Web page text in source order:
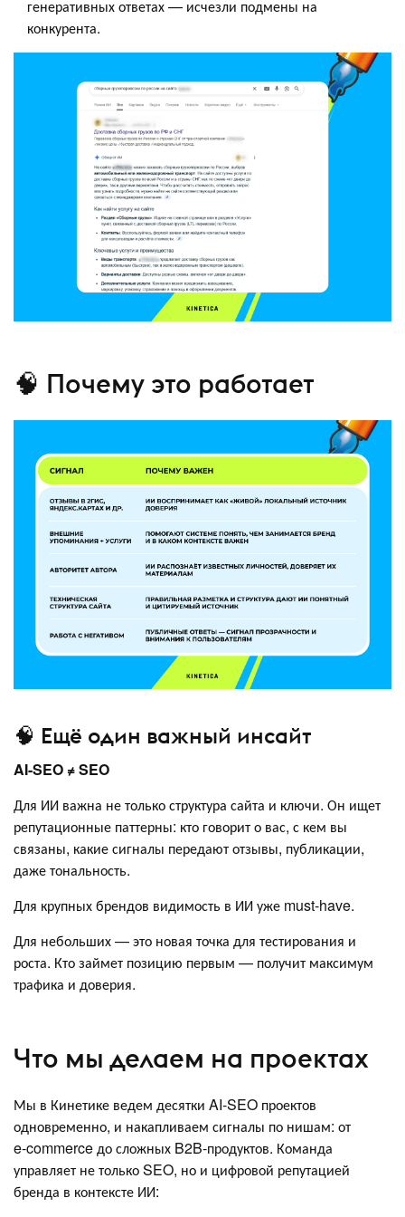
генеративных ответах — исчезли подмены на
конкурента.
🧠 Почему это работает
🧠 Ещё один важный инсайт
AI-SEO ≠ SEO
Для ИИ важна не только структура сайта и ключи. Он ищет
репутационные паттерны: кто говорит о вас, с кем вы
связаны, какие сигналы передают отзывы, публикации,
даже тональность.
Для крупных брендов видимость в ИИ уже must-have.
Для небольших — это новая точка для тестирования и
роста. Кто займет позицию первым — получит максимум
трафика и доверия.
Что мы делаем на проектах
Мы в Кинетике ведем десятки AI‑SEO проектов
одновременно, и накапливаем сигналы по нишам: от
e‑commerce до сложных B2B-продуктов. Команда
управляет не только SEO, но и цифровой репутацией
бренда в контексте ИИ: